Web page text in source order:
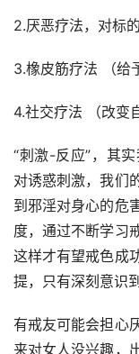
2.厌恶疗法，对标
3.橡皮筋疗法 （给
4.社交疗法 （改变
“刺激-反应”，其
对诱惑刺激，我们
到邪淫对身心的危
度，通过不断学习
这样才有望戒色成
提，只有深刻意识
有戒友可能会担心
来对女人没兴趣，